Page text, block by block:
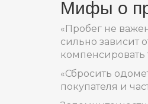
Мифы о
«Пробег не
сильно зависит
компенсировать
«Сбросить
покупателя и